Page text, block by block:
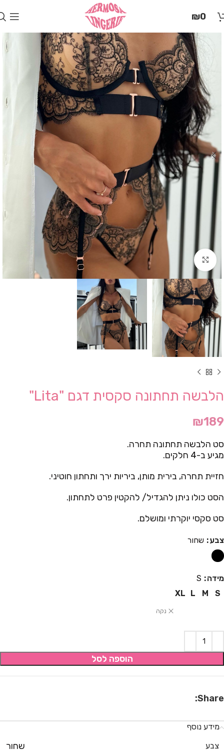
זֶה
מַעֲרֶכֶת
"המרכז
הישראלי
לְהַנְגָּשָׁת
אָתָרִים".
הַמְּסַיַּעַת
לִנְגִישׁוּת
הָאֲתָר.
לִפְתִיחַת
תַּפְרִיט
הֵנְּגִישׁוּת
לְחַץ
ALT+0
₪0
Click to enlarge
הלבשה תחתונה סקסית דגם "Lita"
₪189
סט הלבשה תחתונה תחרה.
מגיע ב-4 חלקים.
חזיית תחרה, בירית מותן, ביריות ירך ותחתון חוטיני.
הסט כולו ניתן להגדיל/ להקטין פרט לתחתון.
סט סקסי יוקרתי ומושלם.
צבע שחור
מידה
S
S
M
L
XL
נקה
הוספה לסל
Share:
מידע נוסף
צבע
שחור